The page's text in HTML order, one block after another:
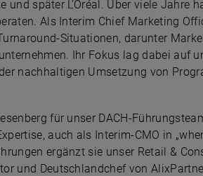
später L’Oréal. Über viele Jahre
Als Interim Chief Marketing
Situationen, darunter
Ihr Fokus lag dabei auf
nachhaltigen Umsetzung von
für unser DACH-
auch als Interim-CMO in
ergänzt sie unser Retail &
und Deutschlandchef von